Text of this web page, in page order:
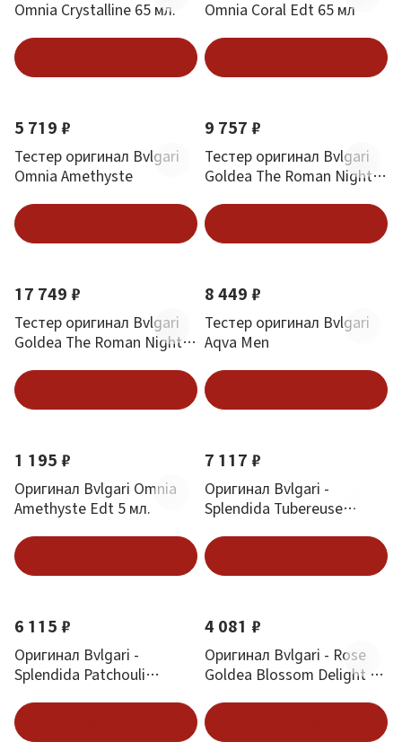
Omnia Crystalline 65 мл. Omnia Coral Edt 65 мл
5 719 ₽
Тестер оригинал Bvlgari
Omnia Amethyste
9 757 ₽
Тестер оригинал Bvlgari
Goldea The Roman Night
17 749 ₽
Тестер оригинал Bvlgari
Goldea The Roman Night
8 449 ₽
Тестер оригинал Bvlgari
Aqva Men
1 195 ₽
Оригинал Bvlgari Omnia
Amethyste Edt 5 мл.
7 117 ₽
Оригинал Bvlgari -
Splendida Tubereuse
6 115 ₽
Оригинал Bvlgari -
Splendida Patchouli
4 081 ₽
Оригинал Bvlgari - Rose
Goldea Blossom Delight 30